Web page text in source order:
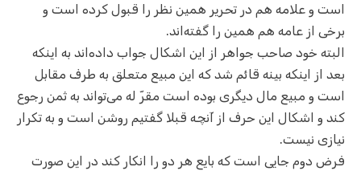
است و علامه هم در تحریر همین نظر را قبول کرده است و
برخی از عامه هم همین را گفته‌اند.
البته خود صاحب جواهر از این اشکال جواب داده‌اند به اینکه
بعد از اینکه بینه قائم شد که این مبیع متعلق به طرف مقابل
است و مبیع مال دیگری بوده است مقرّ‌ له می‌تواند به ثمن رجوع
کند و اشکال این حرف از آنچه قبلا گفتیم روشن است و به تکرار
نیازی نیست.
فرض دوم جایی است که بایع هر دو را انکار کند در این صورت